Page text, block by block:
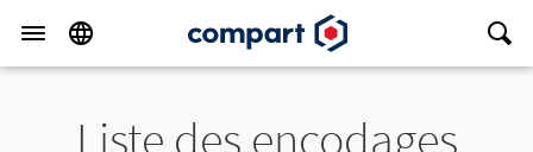
Liste des encodages